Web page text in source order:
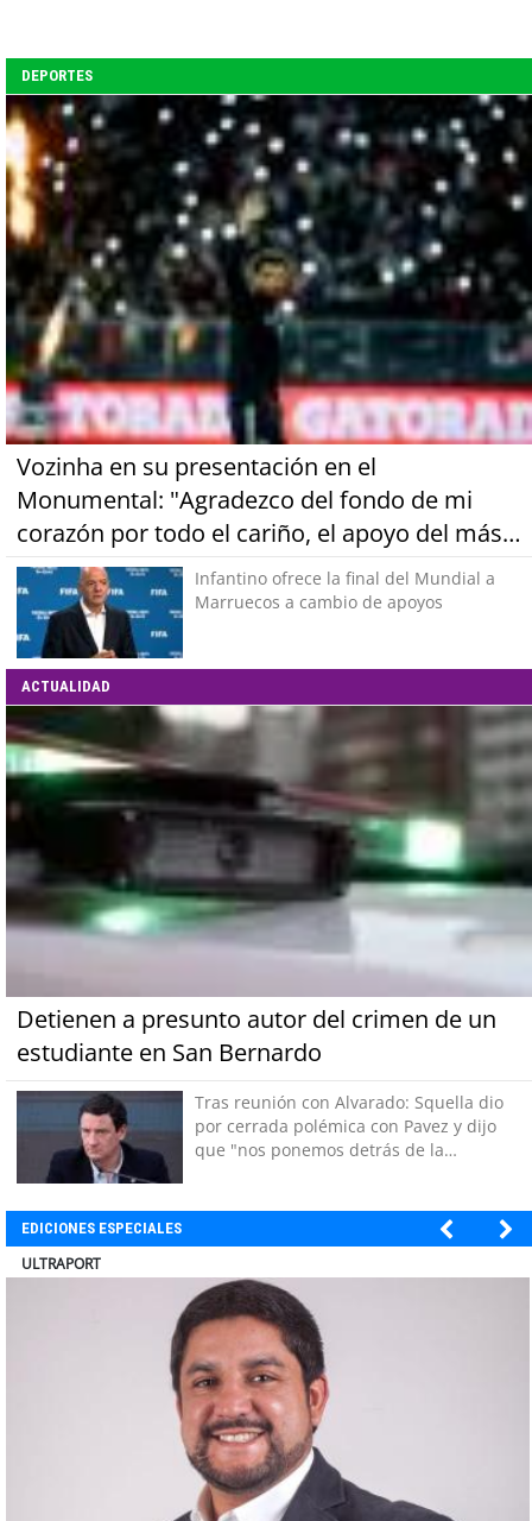
DEPORTES
Vozinha en su presentación en el
Monumental: "Agradezco del fondo de mi
corazón por todo el cariño, el apoyo del más
grande de Chile"Infantino ofrece la final del Mundial a
Marruecos a cambio de apoyos
ACTUALIDAD
Detienen a presunto autor del crimen de un
estudiante en San Bernardo
Tras reunión con Alvarado: Squella dio
por cerrada polémica con Pavez y dijo
que "nos ponemos detrás de la
EDICIONES ESPECIALES
ULTRAPORT